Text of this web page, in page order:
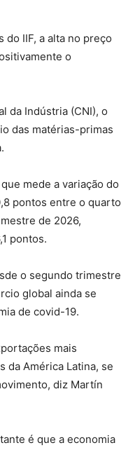
do IIF, a alta no preço
o
da Indústria (CNI), o
das matérias-primas
mede a variação do
pontos entre o quarto
de 2026,
pontos.
o segundo trimestre
global ainda se
de covid-19.
mais
da América Latina, se
diz Martín
é que a economia